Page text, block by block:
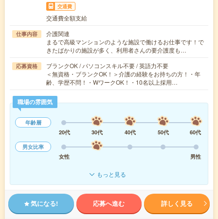
交通費
交通費全額支給
仕事内容
介護関連
まるで高級マンションのような施設で働けるお仕事です！で
きたばかりの施設が多く、利用者さんの要介護度も…
応募資格
ブランクOK / パソコンスキル不要 / 英語力不要
＜無資格・ブランクOK！＞介護の経験をお持ちの方！・年
齢、学歴不問！・WワークOK！・10名以上採用…
職場の雰囲気
年齢層
20代
30代 40代 50代
60代
男女比率
女性
男性
もっと見る
気になる! 応募へ進む 詳しく見る